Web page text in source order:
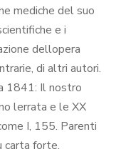
mediche del suo
e i
dellopera
di altri autori.
1841: Il nostro
lerrata e le XX
I, 155. Parenti
carta forte.